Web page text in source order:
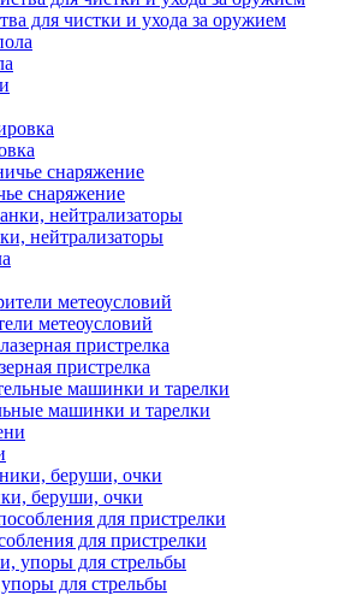
для чистки и ухода за оружием
снаряжение
нейтрализаторы
метеоусловий
пристрелка
машинки и тарелки
беруши, очки
для пристрелки
для стрельбы